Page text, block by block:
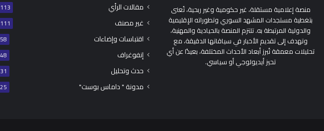
منصة إعلامية مستقلة، غير حكومية وغير ربحية، تُعنى
بتغطية مستجدات المشهد السوري وتطوراته الإقليمية
والدولية المرتبطة به. تلتزم المنصة بالحيادية والمهنية،
وتهدف إلى تقديم الأخبار في سياقاتها الدقيقة، مع
تحليلات معمقة تُبرز أبعاد الأحداث المختلفة، بعيدًا عن أي
تحيز أيديولوجي أو سياسي.
مقالات الرأي 113
غير مصنف 111
اقتباسات وإضاءات 58
إنفوغراف 48
حدث وتحليل 31
مدونة " داماس بوست" 25